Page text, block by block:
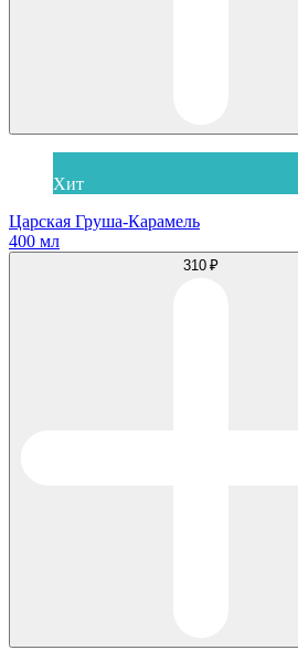
Хит
Царская Груша-Карамель
400 мл
310 ₽